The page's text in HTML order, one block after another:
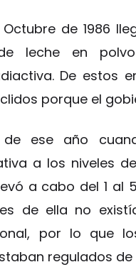
de 1986
leche en
De estos
porque el
ese año
a los niveles
a cabo del 1 al
de ella no
por lo que
regulados